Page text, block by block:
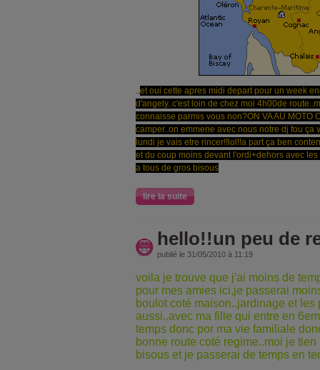
..et oui cette apres midi depart pour un week
d'angely..c'est loin de chez moi 4h00de
connaisse parmis vous non?ON VA AU MOTO
camper..on emmene avec nous notre dj fou ça
lundi je vais etre rincer!!lol!!a part ça ben
et du coup moins devant l'ordi+dehors avec
a tous de gros bisous
lire la suite
hello!!un peu de
publié le 31/05/2010 à 11:19
voila je trouve que j'ai moins de
pour mes amies ici,je passerai
boulot coté maison..jardinage et
aussi..avec ma fille qui entre en
temps donc por ma vie familiale
bonne route coté regime..moi je
bisous et je passerai de temps en